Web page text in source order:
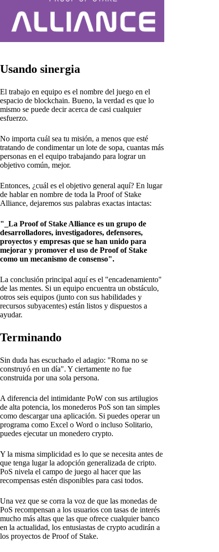
Usando sinergia
El trabajo en equipo es el nombre del juego en el
espacio de blockchain. Bueno, la verdad es que lo
mismo se puede decir acerca de casi cualquier
esfuerzo.
No importa cuál sea tu misión, a menos que esté
tratando de condimentar un lote de sopa, cuantas más
personas en el equipo trabajando para lograr un
objetivo común, mejor.
Entonces, ¿cuál es el objetivo general aquí? En lugar
de hablar en nombre de toda la Proof of Stake
Alliance, dejaremos sus palabras exactas intactas:
"_La Proof of Stake Alliance es un grupo de
desarrolladores, investigadores, defensores,
proyectos y empresas que se han unido para
mejorar y promover el uso de Proof of Stake
como un mecanismo de consenso".
La conclusión principal aquí es el "encadenamiento"
de las mentes. Si un equipo encuentra un obstáculo,
otros seis equipos (junto con sus habilidades y
recursos subyacentes) están listos y dispuestos a
ayudar.
Terminando
Sin duda has escuchado el adagio: "Roma no se
construyó en un día". Y ciertamente no fue
construida por una sola persona.
A diferencia del intimidante PoW con sus artilugios
de alta potencia, los monederos PoS son tan simples
como descargar una aplicación. Si puedes operar un
programa como Excel o Word o incluso Solitario,
puedes ejecutar un monedero crypto.
Y la misma simplicidad es lo que se necesita antes de
que tenga lugar la adopción generalizada de cripto.
PoS nivela el campo de juego al hacer que las
recompensas estén disponibles para casi todos.
Una vez que se corra la voz de que las monedas de
PoS recompensan a los usuarios con tasas de interés
mucho más altas que las que ofrece cualquier banco
en la actualidad, los entusiastas de crypto acudirán a
los proyectos de Proof of Stake.